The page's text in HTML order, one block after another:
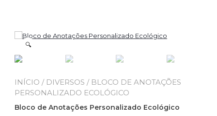
🔍
INÍCIO / DIVERSOS / BLOCO DE ANOTAÇÕES
PERSONALIZADO ECOLÓGICO
Bloco de Anotações Personalizado Ecológico